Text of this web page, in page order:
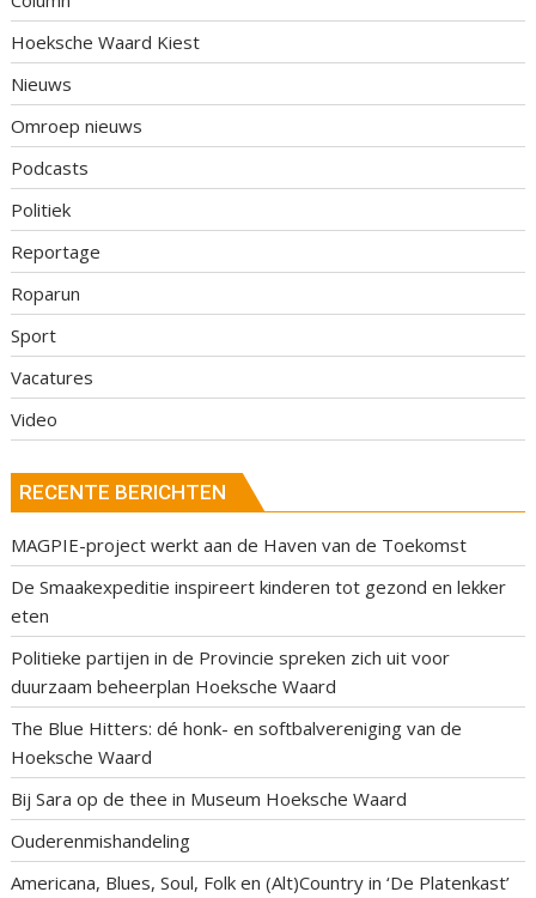
Hoeksche Waard Kiest
Nieuws
Omroep nieuws
Podcasts
Politiek
Reportage
Roparun
Sport
Vacatures
Video
RECENTE BERICHTEN
MAGPIE-project werkt aan de Haven van de Toekomst
De Smaakexpeditie inspireert kinderen tot gezond en lekker
eten
Politieke partijen in de Provincie spreken zich uit voor
duurzaam beheerplan Hoeksche Waard
The Blue Hitters: dé honk- en softbalvereniging van de
Hoeksche Waard
Bij Sara op de thee in Museum Hoeksche Waard
Ouderenmishandeling
Americana, Blues, Soul, Folk en (Alt)Country in ‘De Platenkast’